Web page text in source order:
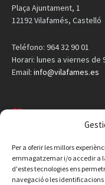
Per a oferir les millors
emmagatzemar i/o accedir a
d'estes tecnologies ens
navegació o les
Plaça Ajuntament, 1
12192 Vilafamés, Castelló
Teléfono: 964 32 90 01
Horari: lunes a viernes de
Email: info@vilafames.es
AGENDA
Consulta la agenda de